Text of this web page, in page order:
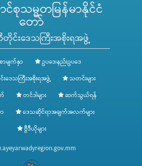
စုသမ္မတမြန်မာနိုင်ငံ
တော်
င်းဒေသကြီးအစိုးရအဖွဲ့
မျက်နှာ
ဥပဒေ၊နည်းဥပဒေ
ဒေသကြီးအစိုးရအဖွဲ့
သတင်းများ
တင်ဒါများ
ဆက်သွယ်ရန်
ဒေသဆိုင်ရာအချက်အလက်များ
ဗွီဒီယိုများ